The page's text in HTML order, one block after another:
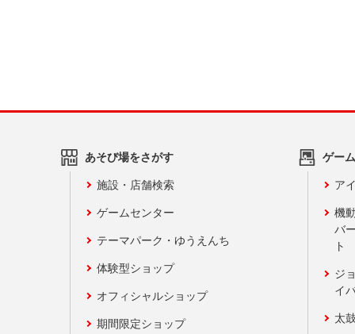
あそび場をさがす
施設・店舗検索
ゲームセンター
テーマパーク・ゆうえんち
体験型ショップ
オフィシャルショップ
期間限定ショップ
ゲー
ア
機
バ
ト
ジ
イ
太